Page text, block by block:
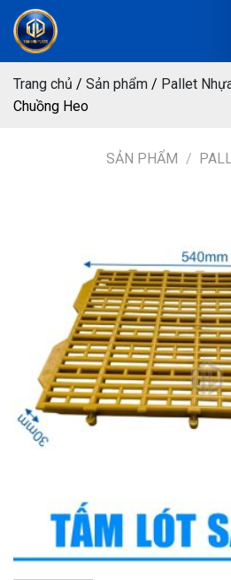
Chuyển
đến
dungTrang chủ / Sản phẩm / Pallet
Chuồng Heo
SẢN PHẨM /